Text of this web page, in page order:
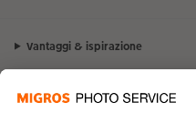
Vantaggi & ispirazione
Contatto & aiuto